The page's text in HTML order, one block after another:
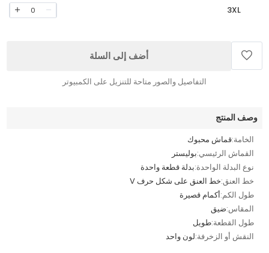
3XL
0
أضف إلى السلة
التفاصيل والصور متاحة للتنزيل على الكمبيوتر
وصف المنتج
الخامة:قماش محبوك
القماش الرئيسي:بوليستر
نوع البدلة الواحدة:بدلة قطعة واحدة
خط العنق:خط العنق على شكل حرف V
طول الكم:أكمام قصيرة
المقاس:ضيق
طول القطعة:طويل
النقش أو الزخرفة:لون واحد